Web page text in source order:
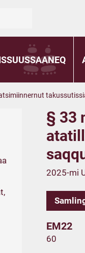
§ 33
2025-mi
EM22
60